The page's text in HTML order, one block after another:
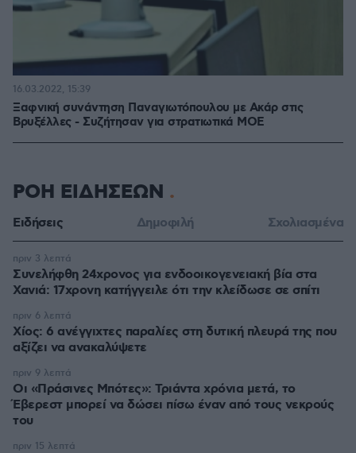
Ξαφνική συνάντηση Παναγιωτόπουλου με Ακάρ στις
Βρυξέλλες - Συζήτησαν για στρατιωτικά ΜΟΕ
16.03.2022, 15:39
ΡΟΗ ΕΙΔΗΣΕΩΝ
Ειδήσεις Δημοφιλή Σχολιασμένα
Συνελήφθη 24χρονος για ενδοοικογενειακή βία στα
Χανιά: 17χρονη κατήγγειλε ότι την κλείδωσε σε σπίτι
πριν 3 λεπτά
Χίος: 6 ανέγγιχτες παραλίες στη δυτική πλευρά της που
αξίζει να ανακαλύψετε
πριν 6 λεπτά
Οι «Πράσινες Μπότες»: Τριάντα χρόνια μετά, το
Έβερεστ μπορεί να δώσει πίσω έναν από τους νεκρούς
του
πριν 9 λεπτά
πριν 15 λεπτά